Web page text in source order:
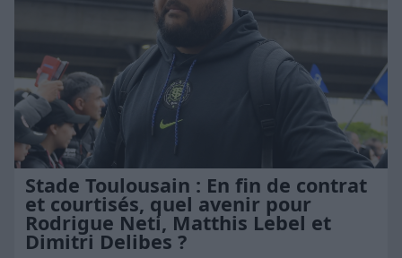
Stade Toulousain : En fin de contrat
et courtisés, quel avenir pour
Rodrigue Neti, Matthis Lebel et
Dimitri Delibes ?